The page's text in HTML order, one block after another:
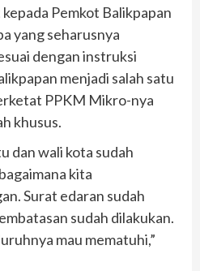
Pemkot Balikpapan
yang seharusnya
dengan instruksi
menjadi salah satu
PPKM Mikro-nya
khusus.
dan wali kota sudah
kita
Surat edaran sudah
sudah dilakukan.
mau mematuhi,”